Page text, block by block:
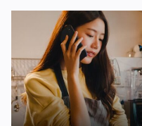
เช่น ร้านที่เป็นแบรนด์ขนาด
แฟชั่น และ FMCG, ร้าน
โดยตัวเลขเหล่านี้รวม
อื่นที่เก็บซ้อนอยู่ เช่น ค่าธรร
และค่าธรรมเนียมโครงสร้า
(สำหรับร้านที่มียอดขายเกิ
คำนวณดู หากเป็นร้าน
ส่ง 25 บาท เมื่อหักค่าธรรม